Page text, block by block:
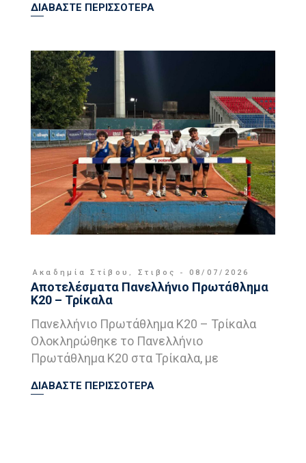
ΔΙΑΒΑΣΤΕ ΠΕΡΙΣΣΟΤΕΡΑ
Ακαδημία Στίβου , Στιβος 08/07/2026
Αποτελέσματα Πανελλήνιο Πρωτάθλημα
Κ20 – Τρίκαλα
Πανελλήνιο Πρωτάθλημα Κ20 – Τρίκαλα
Ολοκληρώθηκε το Πανελλήνιο
Πρωτάθλημα Κ20 στα Τρίκαλα, με
ΔΙΑΒΑΣΤΕ ΠΕΡΙΣΣΟΤΕΡΑ